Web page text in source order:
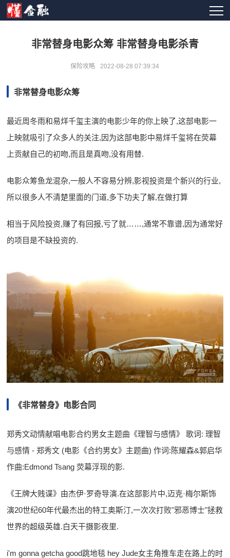
非常替身电影众筹 非常替身电影杀青
保险攻略 2022-08-28 07:39:34
非常替身电影众筹
最近周冬雨和易烊千玺主演的电影少年的你上映了,这部电影一
上映就吸引了众多人的关注,因为这部电影中易烊千玺将在荧幕
上贡献自己的初吻,而且是真吻,没有用替.
电影众筹鱼龙混杂,一般人不容易分辨,影视投资是个新兴的行业,
所以很多人不清楚里面的门道,多下功夫了解,在做打算
相当于风险投资,赚了有回报,亏了就……,通常不靠谱,因为通常好
的项目是不缺投资的.
《非常替身》电影合同
郑秀文动情献唱电影合约男女主题曲《理智与感情》 歌词: 理智
与感情 - 郑秀文 (电影《合约男女》主题曲) 作词:陈耀森&郭启华
作曲:Edmond Tsang 荧幕浮现的影.
《王牌大贱谍》由杰伊·罗奇导演.在这部影片中,迈克·梅尔斯饰
演20世纪60年代最杰出的特工奥斯汀,一次次打败"邪恶博士"拯救
世界的超级英雄.白天干摄影夜里.
i'm gonna getcha good跳地毯 hey Jude女主角推车走在路上的时